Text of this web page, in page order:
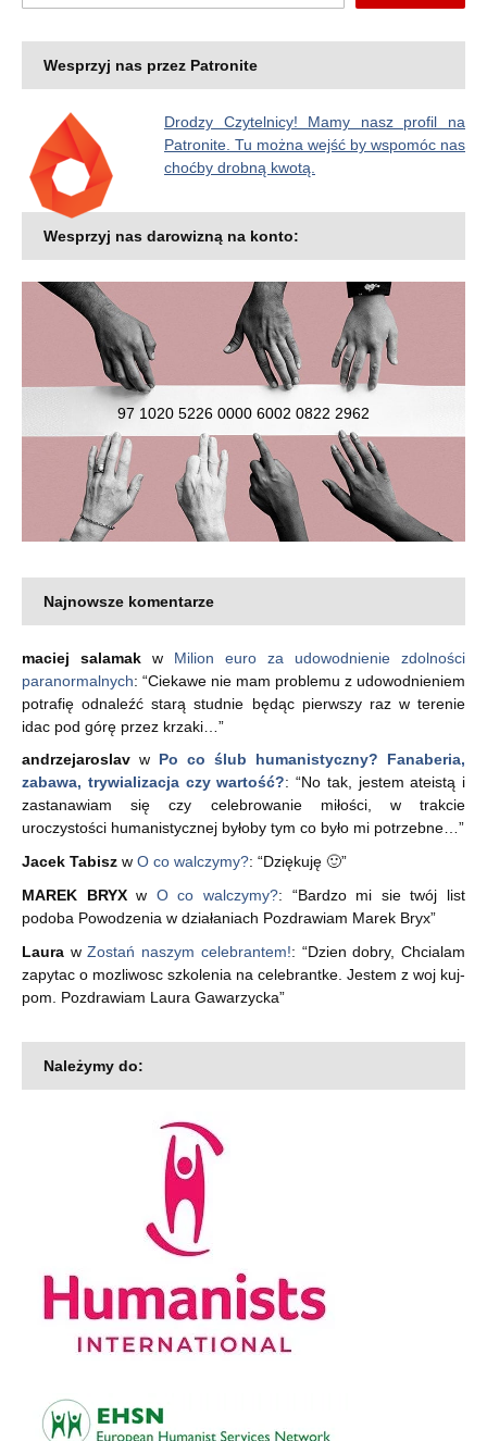
Wesprzyj nas przez Patronite
Drodzy Czytelnicy! Mamy nasz profil na
Patronite. Tu można wejść by wspomóc nas
choćby drobną kwotą.
Wesprzyj nas darowizną na konto:
97 1020 5226 0000 6002 0822 2962
Najnowsze komentarze
maciej salamak w Milion euro za udowodnienie zdolności
paranormalnych: “Ciekawe nie mam problemu z udowodnieniem
potrafię odnaleźć starą studnie będąc pierwszy raz w terenie
idac pod górę przez krzaki… ”
andrzejaroslav w Po co ślub humanistyczny? Fanaberia,
zabawa, trywializacja czy wartość?: “No tak, jestem ateistą i
zastanawiam się czy celebrowanie miłości, w trakcie
uroczystości humanistycznej byłoby tym co było mi potrzebne…”
Jacek Tabisz w O co walczymy?: “Dziękuję 🙂”
MAREK BRYXw O co walczymy?: “Bardzo mi sie twój list
podoba Powodzenia w działaniach Pozdrawiam Marek Bryx”
Laura wZostań naszym celebrantem!: “Dzien dobry, Chcialam
zapytac o mozliwosc szkolenia na celebrantke. Jestem z woj kuj-
pom. Pozdrawiam Laura Gawarzycka”
Należymy do: